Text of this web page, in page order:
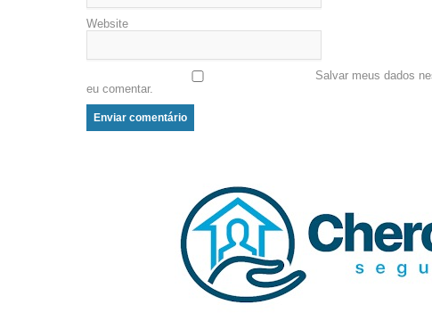
Website
Salvar meus dados
eu comentar.